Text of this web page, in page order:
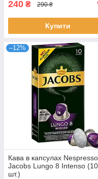
240 ₴ 290 ₴
Купити
–12%
Кава в капсулах Nespresso
Jacobs Lungo 8 Intenso (10
шт.)